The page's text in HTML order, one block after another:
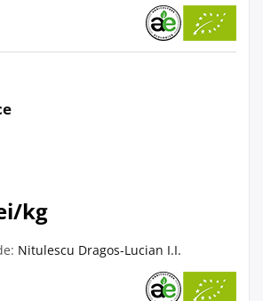
kg
Nitulescu Dragos-Lucian I.I.